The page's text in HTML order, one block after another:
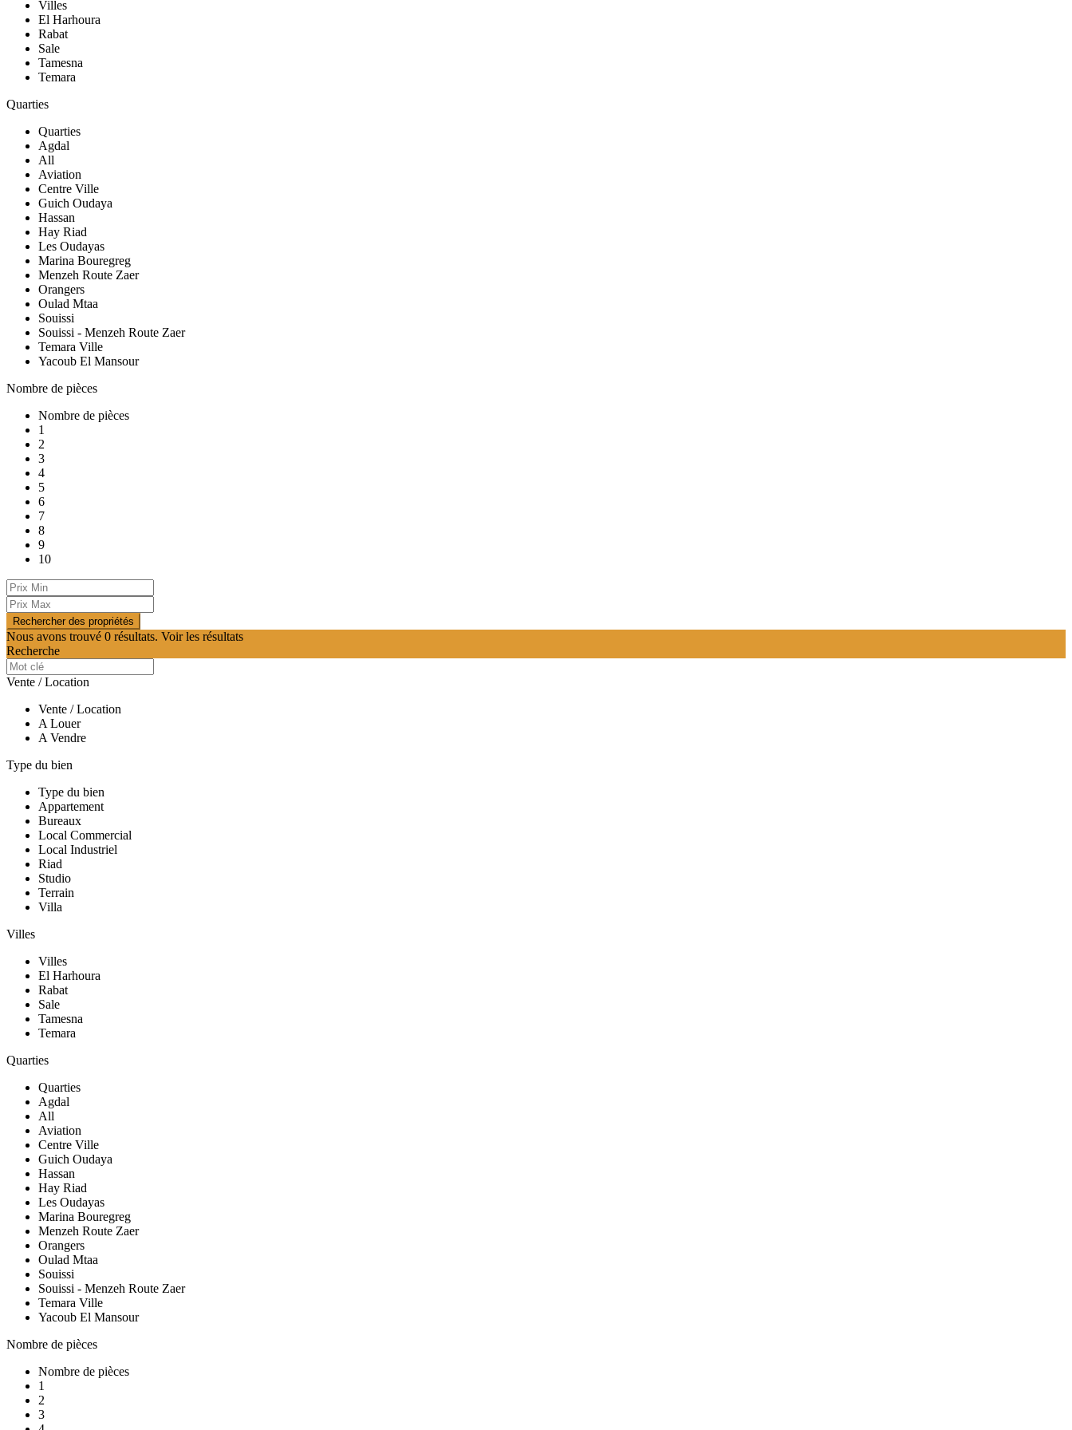
Villes
El Harhoura
Rabat
Sale
Tamesna
Temara
Quarties
Quarties
Agdal
All
Aviation
Centre Ville
Guich Oudaya
Hassan
Hay Riad
Les Oudayas
Marina Bouregreg
Menzeh Route Zaer
Orangers
Oulad Mtaa
Souissi
Souissi - Menzeh Route Zaer
Temara Ville
Yacoub El Mansour
Nombre de pièces
Nombre de pièces
1
2
3
4
5
6
7
8
9
10
Nous avons trouvé 0 résultats. Voir les résultats
Recherche
Vente / Location
Vente / Location
A Louer
A Vendre
Type du bien
Type du bien
Appartement
Bureaux
Local Commercial
Local Industriel
Riad
Studio
Terrain
Villa
Villes
Villes
El Harhoura
Rabat
Sale
Tamesna
Temara
Quarties
Quarties
Agdal
All
Aviation
Centre Ville
Guich Oudaya
Hassan
Hay Riad
Les Oudayas
Marina Bouregreg
Menzeh Route Zaer
Orangers
Oulad Mtaa
Souissi
Souissi - Menzeh Route Zaer
Temara Ville
Yacoub El Mansour
Nombre de pièces
Nombre de pièces
1
2
3